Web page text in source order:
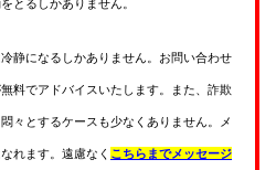
とるしかありません。
静になるしかありません。お問い合わせ
料でアドバイスいたします。また、詐欺
々とするケースも少なくありません。メ
れます。遠慮なく こちらまでメッセージ